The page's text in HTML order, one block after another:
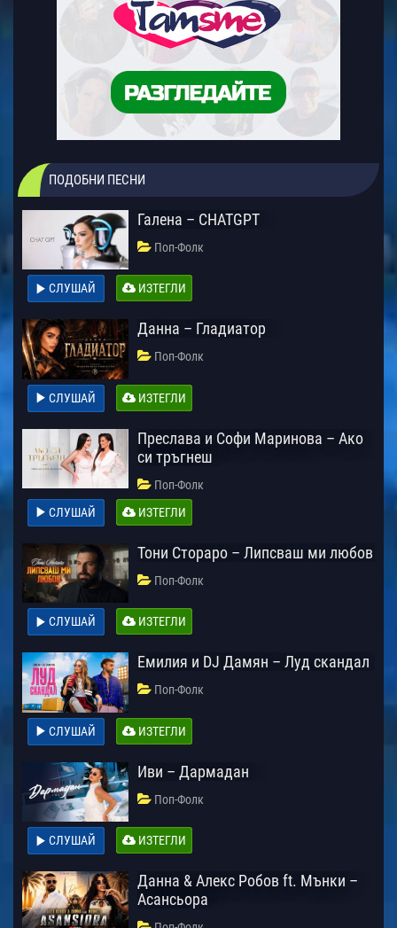
ПОДОБНИ ПЕСНИ
Галена – CHATGPT
Поп-Фолк
СЛУШАЙ ИЗТЕГЛИ
Данна – Гладиатор
Поп-Фолк
СЛУШАЙ ИЗТЕГЛИ
Преслава и Софи Маринова – Ако
си тръгнеш
Поп-Фолк
СЛУШАЙ
ИЗТЕГЛИ
Тони Стораро – Липсваш ми любов
Поп-Фолк
СЛУШАЙ ИЗТЕГЛИ
Емилия и DJ Дамян – Луд скандал
Поп-Фолк
СЛУШАЙ ИЗТЕГЛИ
Иви – Дармадан
Поп-Фолк
СЛУШАЙ ИЗТЕГЛИ
Данна & Алекс Робов ft. Мънки –
Асансьора